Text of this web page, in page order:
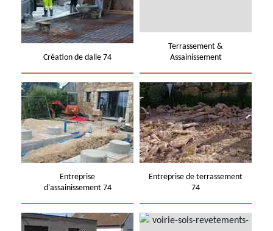
Création de dalle 74
Terrassement &
Assainissement
Entreprise
d'assainissement 74
Entreprise de terrassement
74